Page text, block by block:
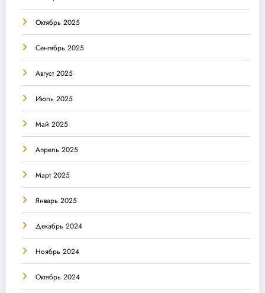
Октябрь 2025
Сентябрь 2025
Август 2025
Июль 2025
Май 2025
Апрель 2025
Март 2025
Январь 2025
Декабрь 2024
Ноябрь 2024
Октябрь 2024